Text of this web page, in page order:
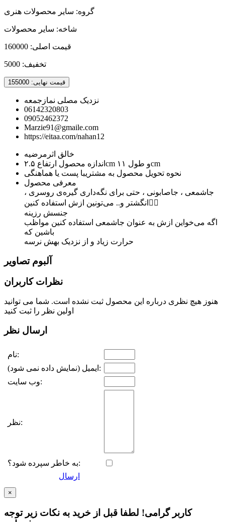
گروه: سایر محصولات هنری
شاخه: سایر محصولات
قیمت اصلی: 160000
تخفیف: 5000
قیمت نهایی: 155000
نزدیک مصلی نمازجمعه
06142320803
09052462372
Marzie91@gmaile.com
https://eitaa.com/nahan12
خالق اثر مرضیه
اندازه محصول
ارتفاع ۲.۵cm و طول ۱۱cm
نحوه تحویل محصول به مشتریبا پست یا هماهنگی
معرفی محصول
جاشمعی ، جاصابونی ، حتی برای نگه‌داری گیره‌ی روسری ،
انگشتر و.. می‌تونین ازش استفاده کنین🚶‍♀
جنسش رزینه
اگه می‌خواین ازش به عنوان جاشمعی استفاده کنین مواظب
باشین که
حرارت زیاد و از نزدیک بهش نرسه
آلبوم تصاویر
نظرات کاربران
هنوز هیچ نظری درباره این محصول ثبت نشده است. شما می توانید
اولین نظر را ثبت کنید
ارسال نظر
نام:
ایمیل (نمایش داده نمی شود):
وب سایت:
نظر:
به خاطر سپرده شود؟:
ارسال
×
کاربر گرامی! لطفا قبل از خرید به نکات زیر توجه